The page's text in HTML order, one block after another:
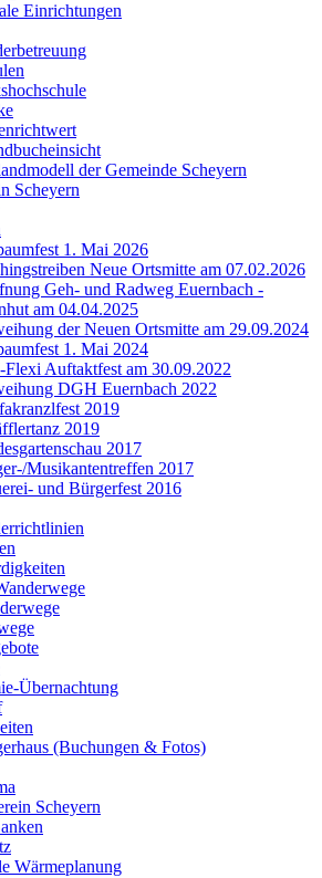
Einrichtungen
der Gemeinde Scheyern
Scheyern
1. Mai 2026
Neue Ortsmitte am 07.02.2026
Geh- und Radweg Euernbach -
am 04.04.2025
der Neuen Ortsmitte am 29.09.2024
1. Mai 2024
Auftaktfest am 30.09.2022
DGH Euernbach 2022
2019
2019
2017
Musikantentreffen 2017
und Bürgerfest 2016
Übernachtung
(Buchungen & Fotos)
Scheyern
Wärmeplanung